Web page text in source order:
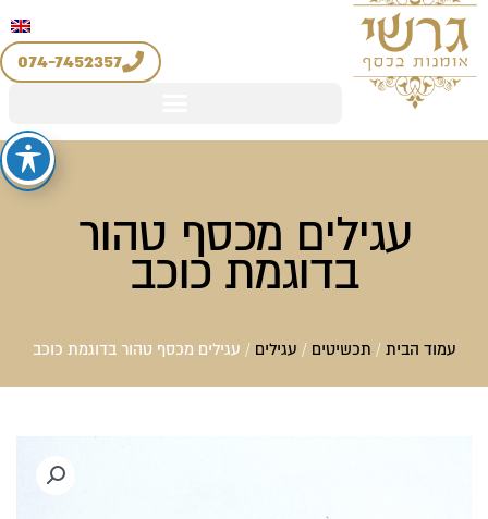
074-7452357
עגילים מכסף טהור
בדוגמת כוכב
עמוד הבית/ תכשיטים/ עגילים/ עגילים מכסף טהור בדוגמת כוכב